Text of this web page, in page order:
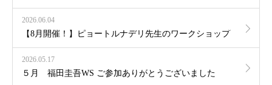
2026.06.04
【8月開催！】ピョートルナデリ先生のワークショップ
2026.05.17
５月 福田圭吾WS ご参加ありがとうございました